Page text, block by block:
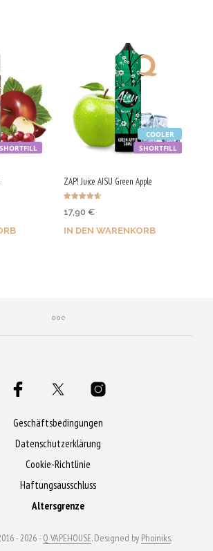
SHORTFILL SHORTFILL
COOLER
ZAP! Juice AISU Green Apple
mit
von 5
17,90 €
IN DEN WARENKORB
Geschäftsbedingungen
Datenschutzerklärung
Cookie-Richtlinie
Haftungsausschluss
Altersgrenze
- 2026 -Q VAPEHOUSE. Designed by Phoiniks.